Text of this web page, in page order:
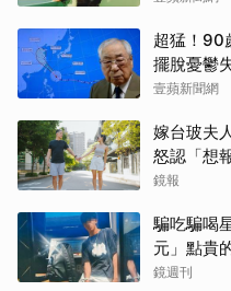
超猛！90
擺脫憂鬱
壹蘋新聞網
嫁台玻夫
怒認「想
與不平」
鏡報
騙吃騙喝
元」點貴
鏡週刊